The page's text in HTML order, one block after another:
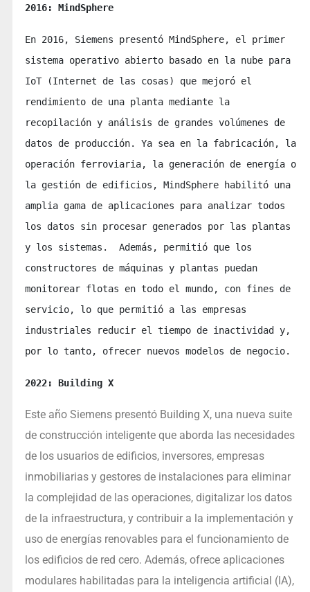
2016: MindSphere
En 2016, Siemens presentó MindSphere, el primer
sistema operativo abierto basado en la nube para
IoT (Internet de las cosas) que mejoró el
rendimiento de una planta mediante la
recopilación y análisis de grandes volúmenes de
datos de producción. Ya sea en la fabricación, la
operación ferroviaria, la generación de energía o
la gestión de edificios, MindSphere habilitó una
amplia gama de aplicaciones para analizar todos
los datos sin procesar generados por las plantas
y los sistemas.  Además, permitió que los
constructores de máquinas y plantas puedan
monitorear flotas en todo el mundo, con fines de
servicio, lo que permitió a las empresas
industriales reducir el tiempo de inactividad y,
por lo tanto, ofrecer nuevos modelos de negocio.
2022: Building X
Este año Siemens presentó Building X, una nueva suite
de construcción inteligente que aborda las necesidades
de los usuarios de edificios, inversores, empresas
inmobiliarias y gestores de instalaciones para eliminar
la complejidad de las operaciones, digitalizar los datos
de la infraestructura, y contribuir a la implementación y
uso de energías renovables para el funcionamiento de
los edificios de red cero. Además, ofrece aplicaciones
modulares habilitadas para la inteligencia artificial (IA),